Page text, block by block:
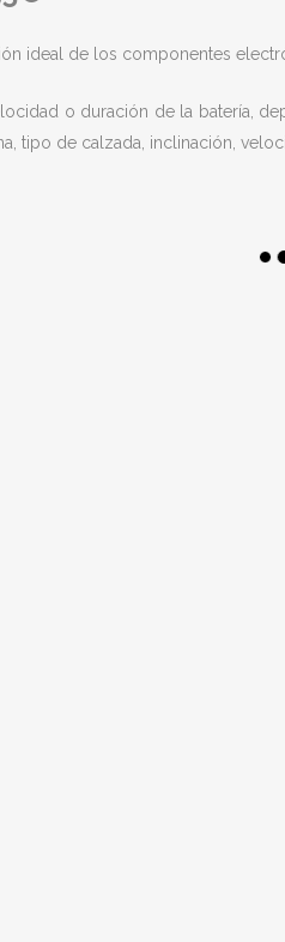
ideal de los componentes
o duración de la batería,
tipo de calzada, inclinación,